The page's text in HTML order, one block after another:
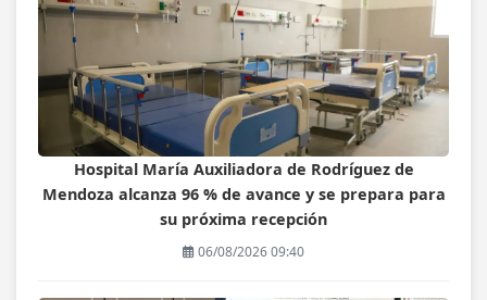
Hospital María Auxiliadora de Rodríguez de
Mendoza alcanza 96 % de avance y se prepara para
su próxima recepción
06/08/2026 09:40